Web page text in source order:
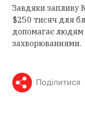
Завдяки запливу
$250 тисяч для
допомагає людям
захворюваннями.
Поділитися